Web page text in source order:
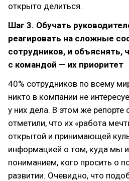
открыто делиться.
Шаг 3. Обучать
реагировать на сложные
сотрудников, и объяснять,
с командой — их приоритет
40% сотрудников по всему
никто в компании не
у них дела. В этом же репорте
отметили, что их «работа
открытой и принимающей
информацией о том, куда мы
пониманием, кого просить о
развитии. Очевидно, что